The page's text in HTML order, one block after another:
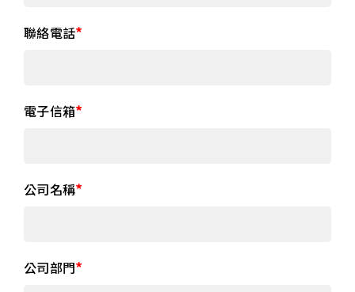
聯絡電話
電子信箱
公司名稱
公司部門